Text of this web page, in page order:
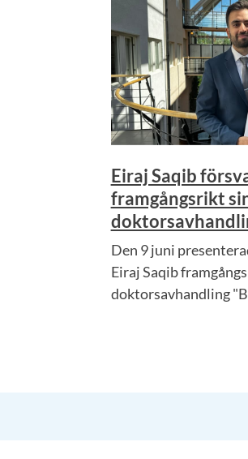
Eiraj Saqib
framgångsrikt
Den 9 juni
Eiraj Saqib
doktorsavhandling